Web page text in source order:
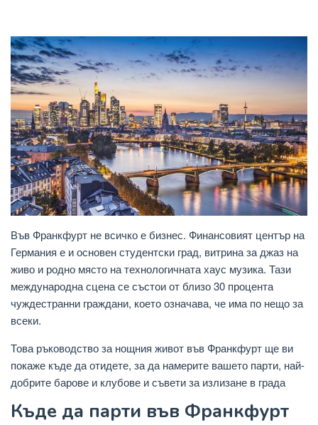
Във Франкфурт не всичко е бизнес. Финансовият център на
Германия е и основен студентски град, витрина за джаз на
живо и родно място на технологичната хаус музика. Тази
международна сцена се състои от близо 30 процента
чуждестранни граждани, което означава, че има по нещо за
всеки.
Това ръководство за нощния живот във Франкфурт ще ви
покаже къде да отидете, за да намерите вашето парти, най-
добрите барове и клубове и съвети за излизане в града
Къде да парти във Франкфурт